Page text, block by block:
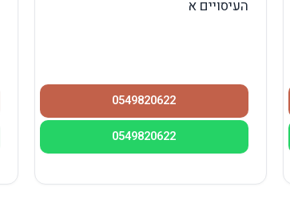
העיסויים א
0549820622
0549820622